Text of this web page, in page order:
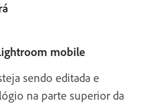
mobile
sendo editada e
na parte superior da